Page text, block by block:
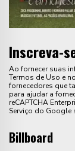
Inscreva-
Ao fornecer suas
Termos de Uso e
fornecedores que
para ajudar a
reCAPTCHA
Serviço do Google
Billboard